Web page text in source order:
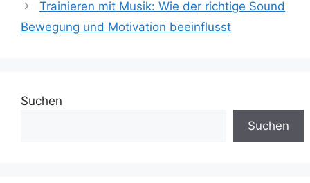
Trainieren mit Musik: Wie der richtige Sound
Bewegung und Motivation beeinflusst
Suchen
Suchen